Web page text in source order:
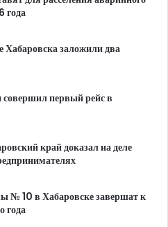
года
Хабаровска заложили два
первый рейс в
край доказал на деле
№ 10 в Хабаровске завершат к
года